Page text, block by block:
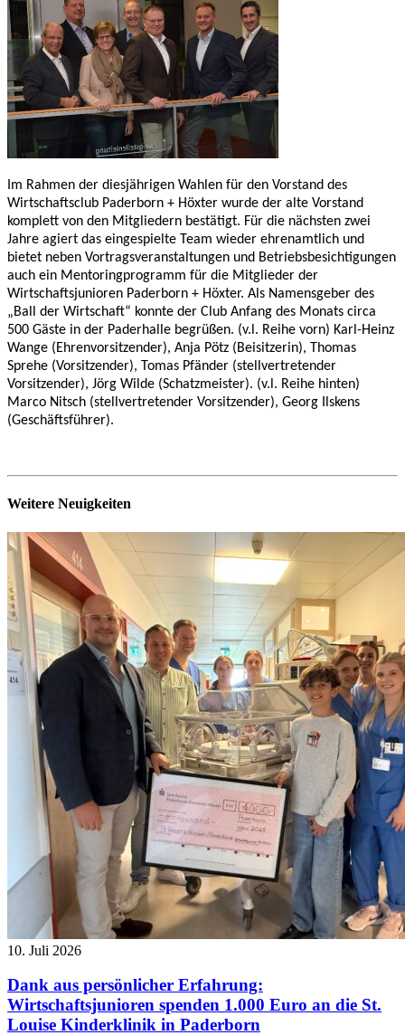
Im Rahmen der diesjährigen Wahlen für den Vorstand des
Wirtschaftsclub Paderborn + Höxter wurde der alte Vorstand
komplett von den Mitgliedern bestätigt. Für die nächsten zwei
Jahre agiert das eingespielte Team wieder ehrenamtlich und
bietet neben Vortragsveranstaltungen und Betriebsbesichtigungen
auch ein Mentoringprogramm für die Mitglieder der
Wirtschaftsjunioren Paderborn + Höxter. Als Namensgeber des
„Ball der Wirtschaft“ konnte der Club Anfang des Monats circa
500 Gäste in der Paderhalle begrüßen. (v.l. Reihe vorn) Karl-Heinz
Wange (Ehrenvorsitzender), Anja Pötz (Beisitzerin), Thomas
Sprehe (Vorsitzender), Tomas Pfänder (stellvertretender
Vorsitzender), Jörg Wilde (Schatzmeister). (v.l. Reihe hinten)
Marco Nitsch (stellvertretender Vorsitzender), Georg Ilskens
(Geschäftsführer).
Weitere Neuigkeiten
10. Juli 2026
Dank aus persönlicher Erfahrung:
Wirtschaftsjunioren spenden 1.000 Euro an die St.
Louise Kinderklinik in Paderborn